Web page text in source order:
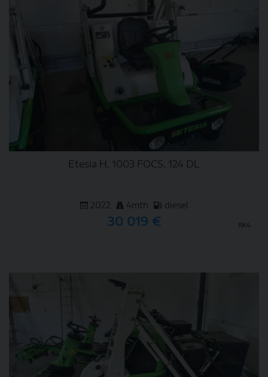
Etesia H, 1003 FOCS, 124 DL
2022 4mth diesel
30 019 € RK4